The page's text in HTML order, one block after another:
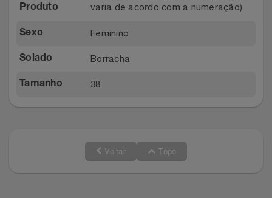
Produto
varia de acordo com a numeração)
Sexo Feminino
Solado Borracha
Tamanho 38
Voltar Topo